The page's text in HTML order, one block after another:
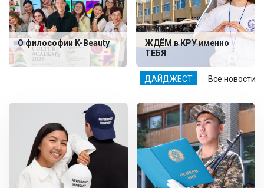
ДАЙДЖЕСТ Все новости
О философии K-Beauty
ЖДЁМ в КРУ именно
ТЕБЯ